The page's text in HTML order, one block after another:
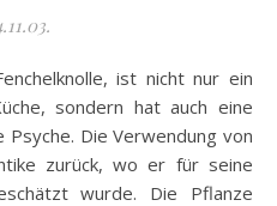
sondern hat auch eine
Die Verwendung von
zurück, wo er für seine
wurde. Die Pflanze